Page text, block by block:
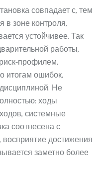
совпадает с, тем
в зоне контроля,
устойчивее. Так
работы,
профилем,
итогам ошибок,
Не
ходы
системные
соотнесена с
достижения
заметно более